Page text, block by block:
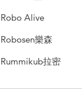
Robo Alive
Robosen樂森
Rummikub拉密